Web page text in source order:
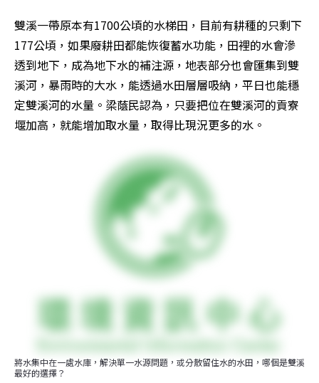
雙溪一帶原本有1700公頃的水梯田，目前有耕種的只剩下
177公頃，如果廢耕田都能恢復蓄水功能，田裡的水會滲
透到地下，成為地下水的補注源，地表部分也會匯集到雙
溪河，暴雨時的大水，能透過水田層層吸納，平日也能穩
定雙溪河的水量。梁蔭民認為，只要把位在雙溪河的貢寮
堰加高，就能增加取水量，取得比現況更多的水。
將水集中在一處水庫，解決單一水源問題，或分散留住水的水田，哪個是雙溪
最好的選擇？